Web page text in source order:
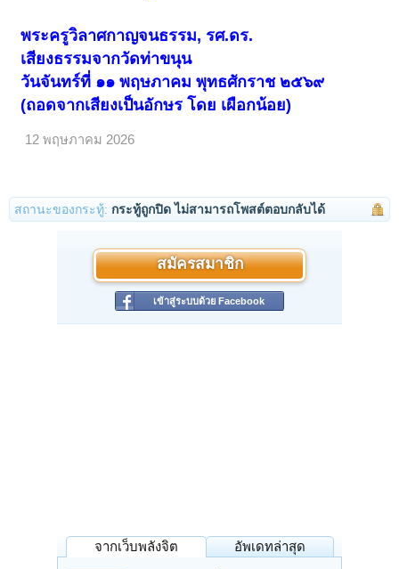
พระครูวิลาศกาญจนธรรม, รศ.ดร.
เสียงธรรมจากวัดท่าขนุน
วันจันทร์ที่ ๑๑ พฤษภาคม พุทธศักราช ๒๕๖๙
(ถอดจากเสียงเป็นอักษร โดย เผือกน้อย)
12 พฤษภาคม 2026
สถานะของกระทู้: กระทู้ถูกปิด ไม่สามารถโพสต์ตอบกลับได้
สมัครสมาชิก
เข้าสู่ระบบด้วย Facebook
จากเว็บพลังจิต อัพเดทล่าสุด